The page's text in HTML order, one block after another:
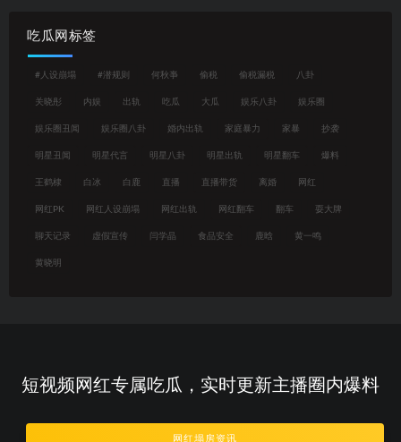
吃瓜网标签
#人设崩塌 #潜规则 何秋亊 偷税 偷税漏税 八卦
关晓彤 内娱 出轨 吃瓜 大瓜 娱乐八卦 娱乐圈
娱乐圈丑闻 娱乐圈八卦 婚内出轨 家庭暴力 家暴 抄袭
明星丑闻 明星代言 明星八卦 明星出轨 明星翻车 爆料
王鹤棣 白冰 白鹿 直播 直播带货 离婚 网红
网红PK 网红人设崩塌 网红出轨 网红翻车 翻车 耍大牌
聊天记录 虚假宣传 闫学晶 食品安全 鹿晗 黄一鸣
黄晓明
短视频网红专属吃瓜，实时更新主播圈内爆料
网红塌房资讯